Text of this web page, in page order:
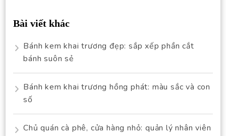
Bài viết khác
Bánh kem khai trương đẹp: sắp xếp phần cắt
bánh suôn sẻ
Bánh kem khai trương hồng phát: màu sắc và con
số
Chủ quán cà phê, cửa hàng nhỏ: quản lý nhân viên